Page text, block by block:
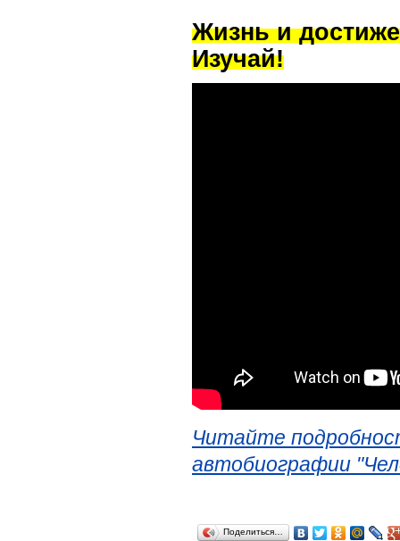
Жизнь и
Изучай!
Читайте
автобиографии
Поделиться…